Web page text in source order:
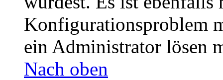
Konfigurationsproblem
ein Administrator lösen
Nach oben